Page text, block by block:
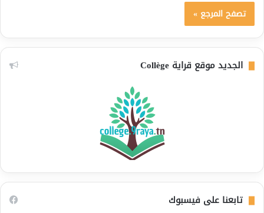
تصفح المرجع »
الجديد موقع قراية Collège
تابعنا على فيسبوك